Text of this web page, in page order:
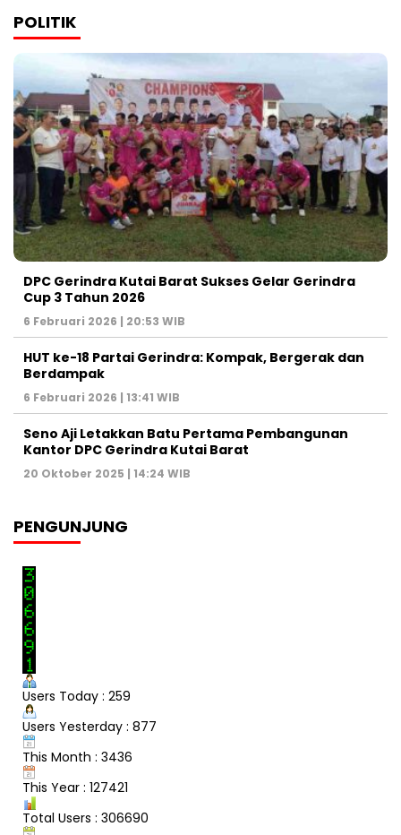
POLITIK
DPC Gerindra Kutai Barat Sukses Gelar Gerindra
Cup 3 Tahun 2026
6 Februari 2026 | 20:53 WIB
HUT ke-18 Partai Gerindra: Kompak, Bergerak dan
Berdampak
6 Februari 2026 | 13:41 WIB
Seno Aji Letakkan Batu Pertama Pembangunan
Kantor DPC Gerindra Kutai Barat
20 Oktober 2025 | 14:24 WIB
PENGUNJUNG
Users Today : 259
Users Yesterday : 877
This Month : 3436
This Year : 127421
Total Users : 306690